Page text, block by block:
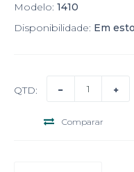
Modelo: 1410
Disponibilidade: Em
QTD:
Comparar